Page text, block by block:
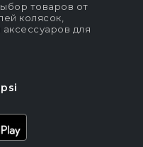
товаров от
колясок,
для